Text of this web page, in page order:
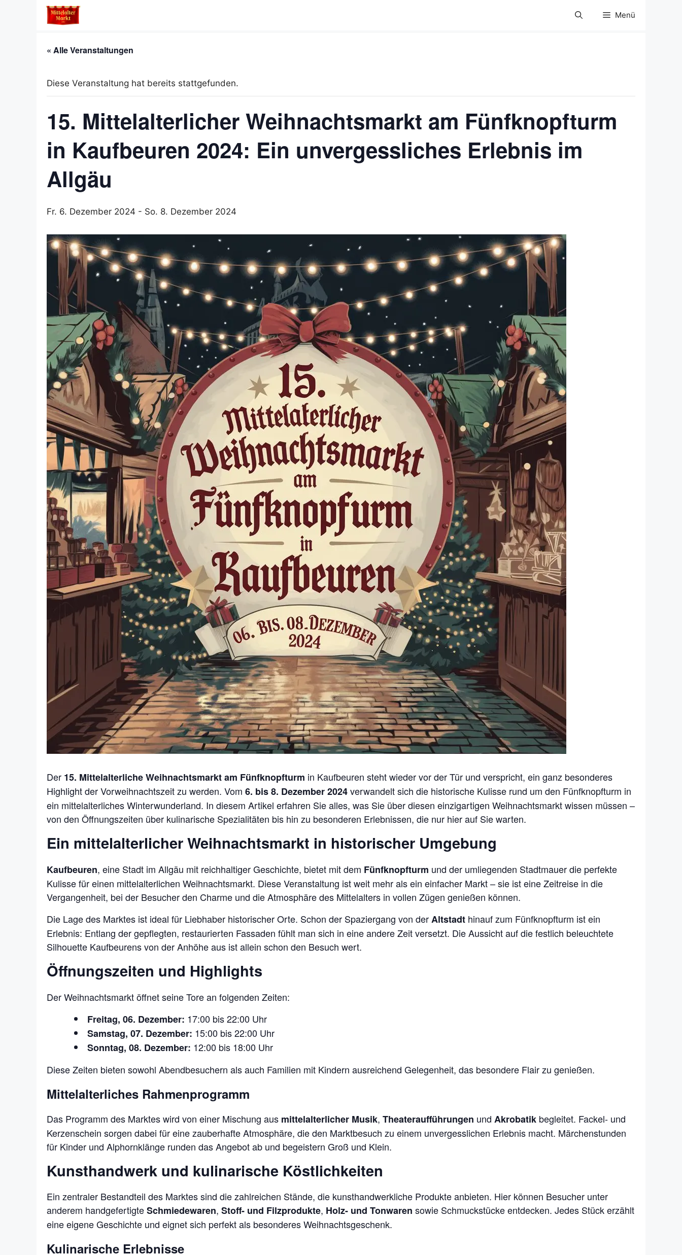
Menü
« Alle Veranstaltungen
Diese Veranstaltung hat bereits stattgefunden.
15. Mittelalterlicher Weihnachtsmarkt am Fünfknopfturm
in Kaufbeuren 2024: Ein unvergessliches Erlebnis im
Allgäu
Fr. 6. Dezember 2024 - So. 8. Dezember 2024
Der 15. Mittelalterliche Weihnachtsmarkt am Fünfknopfturm in Kaufbeuren steht wieder vor der Tür und verspricht, ein ganz besonderes
Highlight der Vorweihnachtszeit zu werden. Vom 6. bis 8. Dezember 2024verwandelt sich die historische Kulisse rund um den Fünfknopfturm in
ein mittelalterliches Winterwunderland. In diesem Artikel erfahren Sie alles, was Sie über diesen einzigartigen Weihnachtsmarkt wissen müssen –
von den Öffnungszeiten über kulinarische Spezialitäten bis hin zu besonderen Erlebnissen, die nur hier auf Sie warten.
Ein mittelalterlicher Weihnachtsmarkt in historischer Umgebung
Kaufbeuren, eine Stadt im Allgäu mit reichhaltiger Geschichte, bietet mit dem Fünfknopfturm und der umliegenden Stadtmauer die perfekte
Kulisse für einen mittelalterlichen Weihnachtsmarkt. Diese Veranstaltung ist weit mehr als ein einfacher Markt – sie ist eine Zeitreise in die
Vergangenheit, bei der Besucher den Charme und die Atmosphäre des Mittelalters in vollen Zügen genießen können.
Die Lage des Marktes ist ideal für Liebhaber historischer Orte. Schon der Spaziergang von derAltstadt hinauf zum Fünfknopfturm ist ein
Erlebnis: Entlang der gepflegten, restaurierten Fassaden fühlt man sich in eine andere Zeit versetzt. Die Aussicht auf die festlich beleuchtete
Silhouette Kaufbeurens von der Anhöhe aus ist allein schon den Besuch wert.
Öffnungszeiten und Highlights
Der Weihnachtsmarkt öffnet seine Tore an folgenden Zeiten:
Freitag, 06. Dezember: 17:00 bis 22:00 Uhr
Samstag, 07. Dezember: 15:00 bis 22:00 Uhr
Sonntag, 08. Dezember: 12:00 bis 18:00 Uhr
Diese Zeiten bieten sowohl Abendbesuchern als auch Familien mit Kindern ausreichend Gelegenheit, das besondere Flair zu genießen.
Mittelalterliches Rahmenprogramm
Das Programm des Marktes wird von einer Mischung aus mittelalterlicher Musik, Theateraufführungen und Akrobatik begleitet. Fackel- und
Kerzenschein sorgen dabei für eine zauberhafte Atmosphäre, die den Marktbesuch zu einem unvergesslichen Erlebnis macht. Märchenstunden
für Kinder und Alphornklänge runden das Angebot ab und begeistern Groß und Klein.
Kunsthandwerk und kulinarische Köstlichkeiten
Ein zentraler Bestandteil des Marktes sind die zahlreichen Stände, die kunsthandwerkliche Produkte anbieten. Hier können Besucher unter
anderem handgefertigteSchmiedewaren, Stoff- und Filzprodukte, Holz- und Tonwaren sowie Schmuckstücke entdecken. Jedes Stück erzählt
eine eigene Geschichte und eignet sich perfekt als besonderes Weihnachtsgeschenk.
Kulinarische Erlebnisse